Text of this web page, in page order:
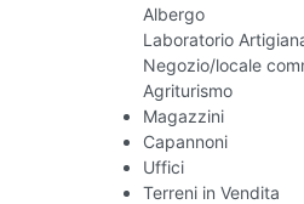
Albergo
Laboratorio
Negozio/locale
Agriturismo
Magazzini
Capannoni
Uffici
Terreni in Vendita